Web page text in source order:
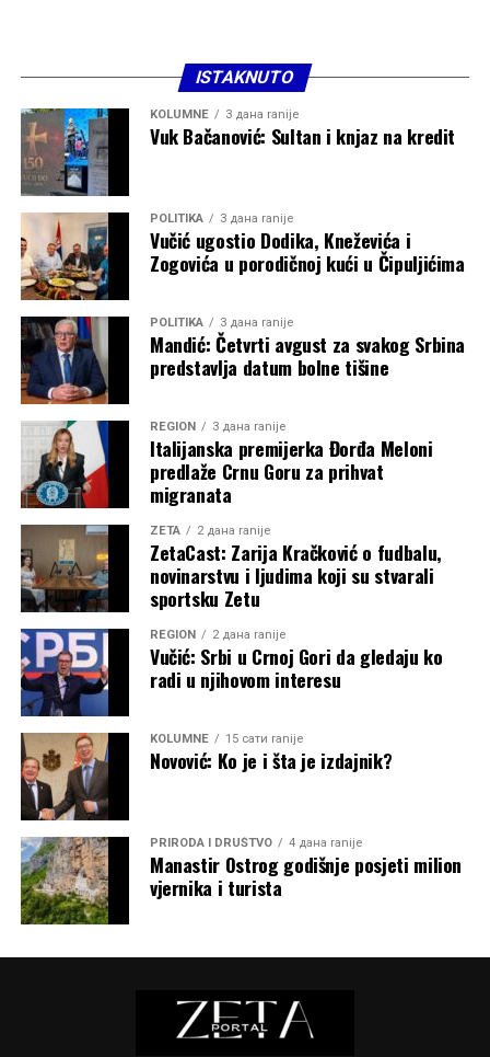
ISTAKNUTO
KOLUMNE 3 дана ranije
Vuk Bačanović: Sultan i knjaz na kredit
POLITIKA 3 дана ranije
Vučić ugostio Dodika, Kneževića i
Zogovića u porodičnoj kući u Čipuljićima
POLITIKA 3 дана ranije
Mandić: Četvrti avgust za svakog Srbina
predstavlja datum bolne tišine
REGION 3 дана ranije
Italijanska premijerka Đorđa Meloni
predlaže Crnu Goru za prihvat
migranata
ZETA 2 дана ranije
ZetaCast: Zarija Kračković o fudbalu,
novinarstvu i ljudima koji su stvarali
sportsku Zetu
REGION 2 дана ranije
Vučić: Srbi u Crnoj Gori da gledaju ko
radi u njihovom interesu
KOLUMNE 15 сати ranije
Novović: Ko je i šta je izdajnik?
PRIRODA I DRUŠTVO 4 дана ranije
Manastir Ostrog godišnje posjeti milion
vjernika i turista